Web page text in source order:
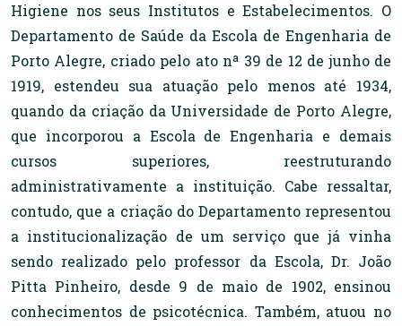
Higiene nos seus Institutos e Estabelecimentos. O
Departamento de Saúde da Escola de Engenharia de
Porto Alegre, criado pelo ato nª 39 de 12 de junho de
1919, estendeu sua atuação pelo menos até 1934,
quando da criação da Universidade de Porto Alegre,
que incorporou a Escola de Engenharia e demais
cursos superiores, reestruturando
administrativamente a instituição. Cabe ressaltar,
contudo, que a criação do Departamento representou
a institucionalização de um serviço que já vinha
sendo realizado pelo professor da Escola, Dr. João
Pitta Pinheiro, desde 9 de maio de 1902, ensinou
conhecimentos de psicotécnica. Também, atuou no